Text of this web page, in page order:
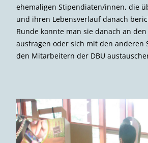
ehemaligen Stipendiaten/innen, die
und ihren Lebensverlauf danach
Runde konnte man sie danach an
ausfragen oder sich mit den anderen
den Mitarbeitern der DBU